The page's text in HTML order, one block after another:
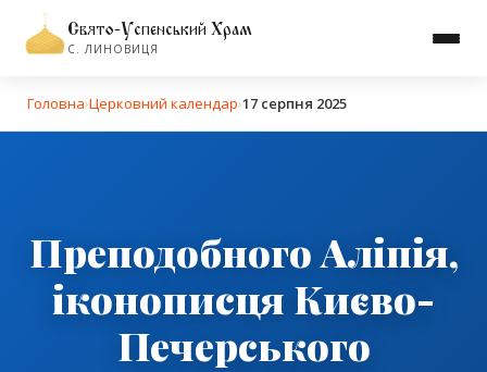
Свято-Успенський Храм
С. ЛИНОВИЦЯ
Головна›Церковний календар›17 серпня 2025
Преподобного Аліпія,
іконописця Києво-
Печерського